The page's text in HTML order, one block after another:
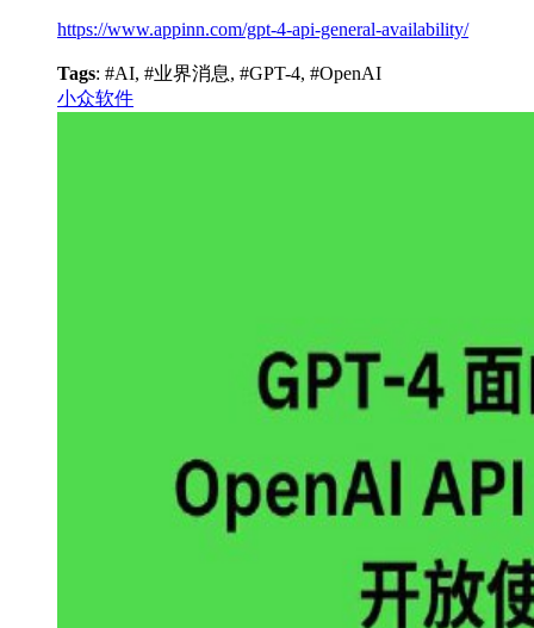
https://www.appinn.com/gpt-4-api-general-availability/
Tags: #AI, #业界消息, #GPT-4, #OpenAI
小众软件